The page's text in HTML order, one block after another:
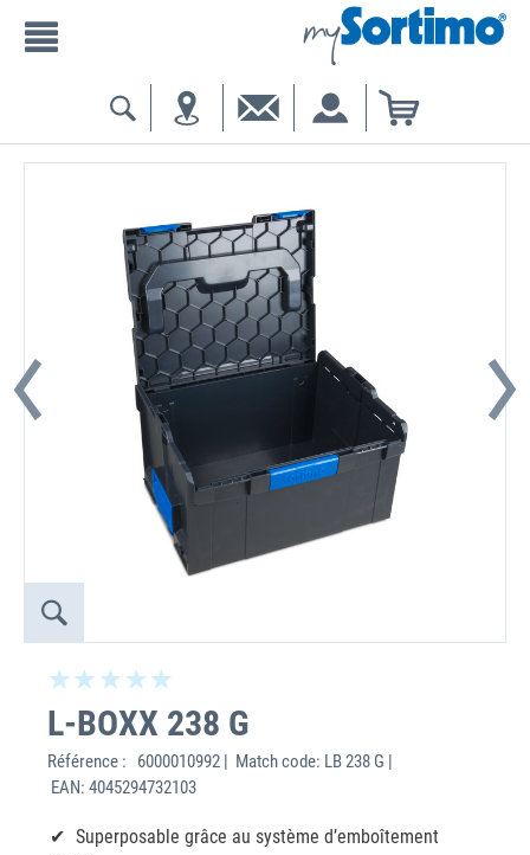
L-BOXX 238 G
Référence :
6000010992 | Match code: LB 238 G |
EAN: 4045294732103
Superposable grâce au système d’emboîtement